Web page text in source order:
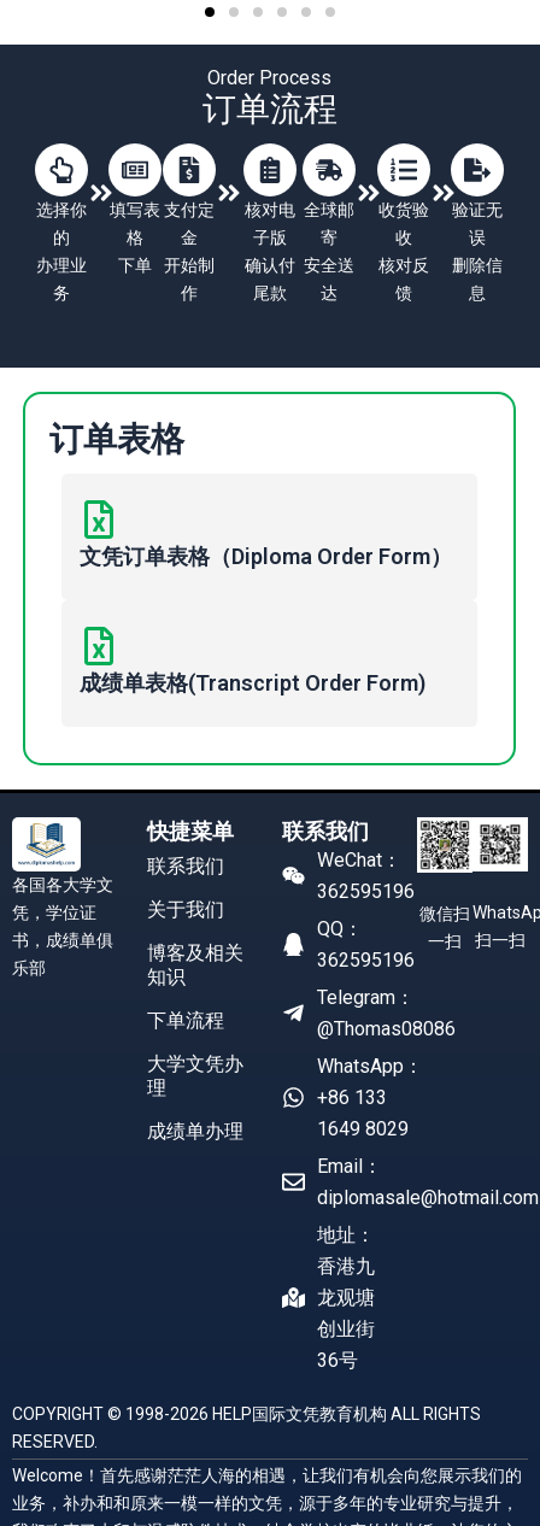
Order Process
订单流程
选择你
的
办理业
务
填写表
格
下单
支付定
金
开始制
作
核对电
子版
确认付
尾款
全球邮
寄
安全送
达
收货验
收
核对反
馈
验证无
误
删除信
息
订单表格
文凭订单表格（Diploma Order Form）
成绩单表格(Transcript Order Form)
各国各大学文
凭，学位证
书，成绩单俱
乐部
快捷菜单
联系我们
关于我们
博客及相关
知识
下单流程
大学文凭办
理
成绩单办理
联系我们
WeChat：
362595196
QQ：
362595196
Telegram：
@Thomas08086
WhatsApp：
+86 133
1649 8029
Email：
diplomasale@hotmail.com
地址：
香港九
龙观塘
创业街
36号
微信扫
一扫
扫一扫
COPYRIGHT © 1998-2026 HELP国际文凭教育机构 ALL RIGHTS
RESERVED.
Welcome！首先感谢茫茫人海的相遇，让我们有机会向您展示我们的
业务，补办和和原来一模一样的文凭，源于多年的专业研究与提升，